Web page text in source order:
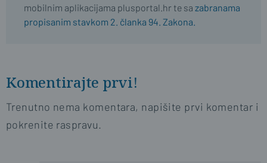
mobilnim aplikacijama plusportal.hr te sa zabranama
propisanim stavkom 2. članka 94. Zakona.
Komentirajte prvi!
Trenutno nema komentara, napišite prvi komentar i
pokrenite raspravu.